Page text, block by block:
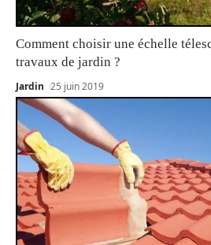
Comment choisir une échelle
travaux de jardin ?
Jardin 25 juin 2019